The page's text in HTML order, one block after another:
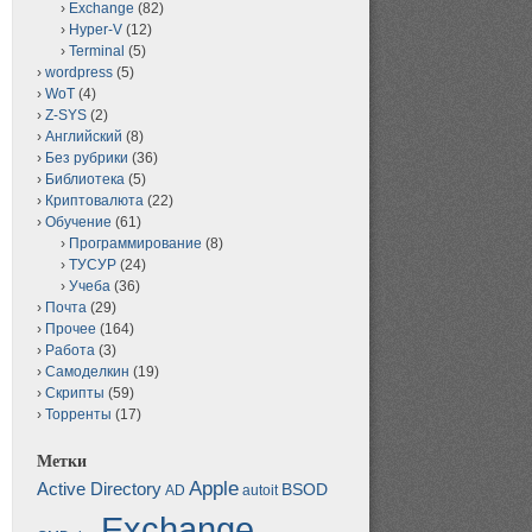
Exchange (82)
Hyper-V (12)
Terminal (5)
wordpress (5)
WoT (4)
Z-SYS (2)
Английский (8)
Без рубрики (36)
Библиотека (5)
Криптовалюта (22)
Обучение (61)
Программирование (8)
ТУСУР (24)
Учеба (36)
Почта (29)
Прочее (164)
Работа (3)
Самоделкин (19)
Скрипты (59)
Торренты (17)
Метки
Active Directory AD Apple autoit BSOD